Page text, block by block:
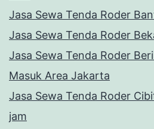
Jasa Sewa Tenda Roder
Jasa Sewa Tenda Roder
Jasa Sewa Tenda Roder
Masuk Area Jakarta
Jasa Sewa Tenda Roder
jam